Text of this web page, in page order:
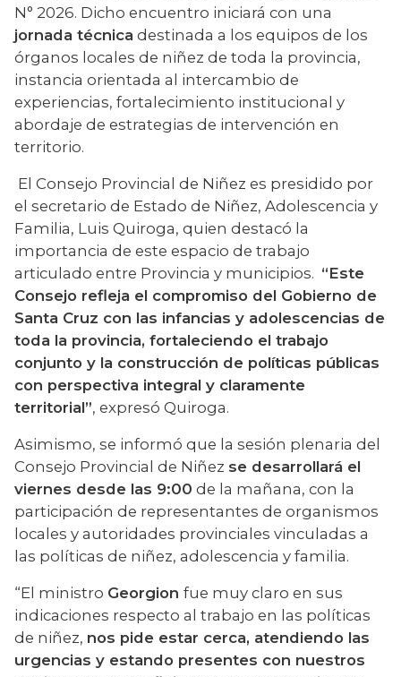
jornada técnica destinada a los equipos de los
órganos locales de niñez de toda la provincia,
instancia orientada al intercambio de
experiencias, fortalecimiento institucional y
abordaje de estrategias de intervención en
territorio.
El Consejo Provincial de Niñez es presidido por
el secretario de Estado de Niñez, Adolescencia y
Familia, Luis Quiroga, quien destacó la
importancia de este espacio de trabajo
articulado entre Provincia y municipios. “Este
Consejo refleja el compromiso del Gobierno de
Santa Cruz con las infancias y adolescencias de
toda la provincia, fortaleciendo el trabajo
conjunto y la construcción de políticas públicas
con perspectiva integral y claramente
territorial”, expresó Quiroga.
Asimismo, se informó que la sesión plenaria del
Consejo Provincial de Niñez se desarrollará el
viernes desde las 9:00 de la mañana, con la
participación de representantes de organismos
locales y autoridades provinciales vinculadas a
las políticas de niñez, adolescencia y familia.
“El ministro Georgion fue muy claro en sus
indicaciones respecto al trabajo en las políticas
de niñez, nos pide estar cerca, atendiendo las
urgencias y estando presentes con nuestros